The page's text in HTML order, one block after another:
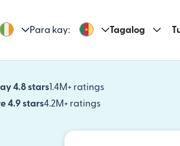
Para kay: Tagalog
4.8 stars1.4M+ ratings
(bubukas sa
4.9 stars4.2M+ ratings
(bubukas sa